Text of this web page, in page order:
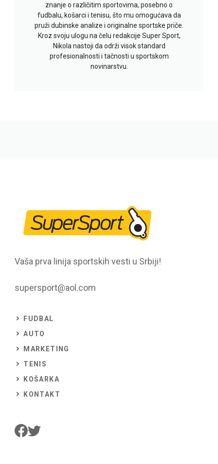
znanje o različitim sportovima, posebno o
fudbalu, košarci i tenisu, što mu omogućava da
pruži dubinske analize i originalne sportske priče.
Kroz svoju ulogu na čelu redakcije Super Sport,
Nikola nastoji da održi visok standard
profesionalnosti i tačnosti u sportskom
novinarstvu.
Vaša prva linija sportskih vesti u Srbiji!
supersport@aol.com
FUDBAL
AUTO
MARKETING
TENIS
KOŠARKA
KONTAKT